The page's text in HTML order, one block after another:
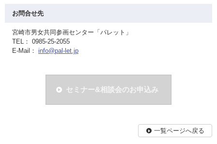
お問合せ先
宮崎市男女共同参画センター「パレット」
TEL： 0985-25-2055
E-Mail： info@pal-let.jp
セミナー&相談会のお申込み
一覧ページへ戻る